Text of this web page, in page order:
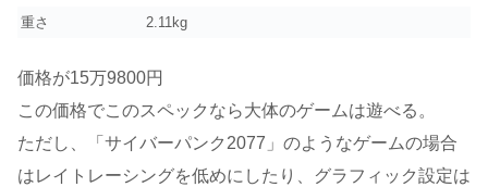
重さ
2.11kg
価格が15万9800円
この価格でこのスペックなら大体のゲームは遊べる。
ただし、「サイバーパンク2077」のようなゲームの場合
はレイトレーシングを低めにしたり、グラフィック設定は